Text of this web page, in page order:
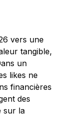
vers une
tangible,
un
likes ne
financières
des
sur la